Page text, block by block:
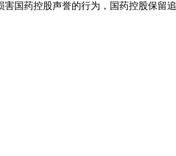
国药控股声誉的行为，国药控股保留追